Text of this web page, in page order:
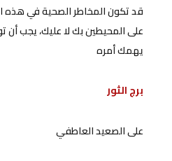
قد تكون المخاطر الصحية في هذه
على المحيطين بك لا عليك، يجب أن
يهمك أمره
برج الثور
على الصعيد العاطفي